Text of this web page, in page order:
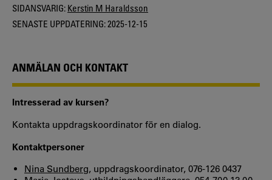
SIDANSVARIG: Kerstin M Haraldsson
SENASTE UPPDATERING:2025-12-15
ANMÄLAN OCH KONTAKT
Intresserad av kursen?
Kontakta uppdragskoordinator för en dialog.
Kontaktpersoner
Nina Sundberg, uppdragskoordinator, 076-126 0437